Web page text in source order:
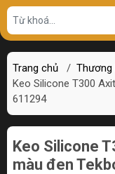
Trang chủ / Thương
Keo Silicone T300
611294
Giá bán
Keo Silicone
màu đen